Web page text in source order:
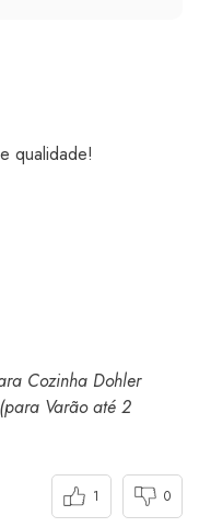
qualidade!
Cozinha Dohler
Varão até 2
1 0